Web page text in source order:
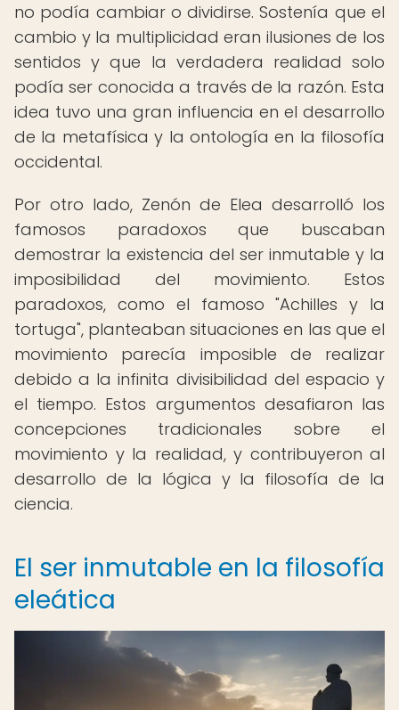
no podía cambiar o dividirse. Sostenía que el
cambio y la multiplicidad eran ilusiones de los
sentidos y que la verdadera realidad solo
podía ser conocida a través de la razón. Esta
idea tuvo una gran influencia en el desarrollo
de la metafísica y la ontología en la filosofía
occidental.
Por otro lado, Zenón de Elea desarrolló los
famosos paradoxos que buscaban
demostrar la existencia del ser inmutable y la
imposibilidad del movimiento. Estos
paradoxos, como el famoso "Achilles y la
tortuga", planteaban situaciones en las que el
movimiento parecía imposible de realizar
debido a la infinita divisibilidad del espacio y
el tiempo. Estos argumentos desafiaron las
concepciones tradicionales sobre el
movimiento y la realidad, y contribuyeron al
desarrollo de la lógica y la filosofía de la
ciencia.
El ser inmutable en la filosofía
eleática